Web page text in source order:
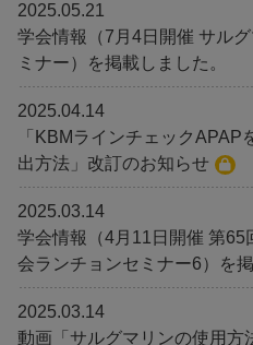
2025.05.21
学会情報（7月4日開催 サル
ミナー）を掲載しました。
2025.04.14
「KBMラインチェック
出方法」改訂のお知らせ
2025.03.14
学会情報（4月11日開催 第65
会ランチョンセミナー6）を掲
2025.03.14
動画「サルグマリンの使用方